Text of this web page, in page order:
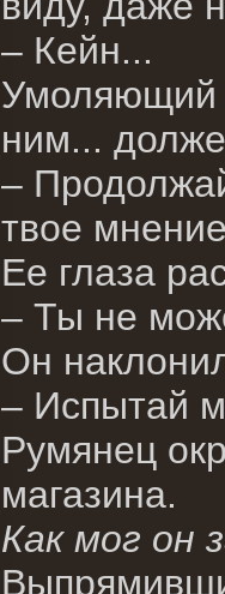
– Кейн...
Умоляющий
ним...
–
твое
Ее глаза
– Ты не
Он
– Испытай
Румянец
магазина.
Как мог он